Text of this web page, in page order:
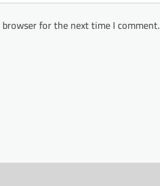
for the next time I comment.